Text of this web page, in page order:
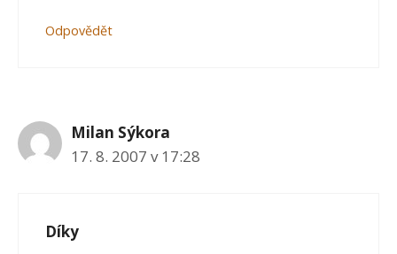
Odpovědět
Milan Sýkora
17. 8. 2007 v 17:28
Díky